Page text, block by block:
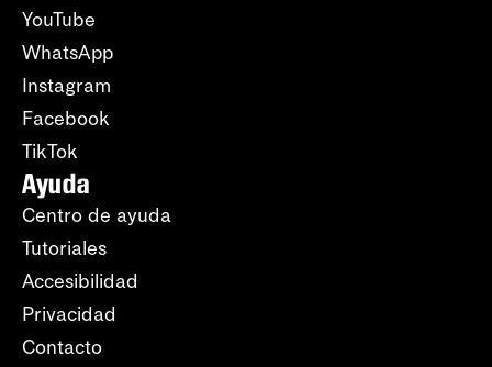
YouTube
WhatsApp
Instagram
Facebook
TikTok
Ayuda
Centro de ayuda
Tutoriales
Accesibilidad
Privacidad
Contacto